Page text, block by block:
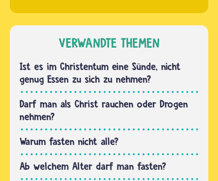
spricht
von
Sünde.
Damit ist
gemeint,
dass
Menschen
etwas
tun oder
lassen,
das sie
von
Gott…
VERWANDTE THEMEN
Ist es im Christentum eine Sünde, nicht
genug Essen zu sich zu nehmen?
Darf man als Christ rauchen oder Drogen
nehmen?
Warum fasten nicht alle?
Ab welchem Alter darf man fasten?